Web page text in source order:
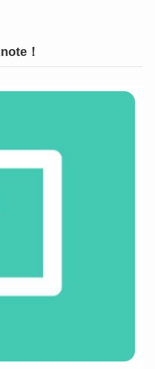
！